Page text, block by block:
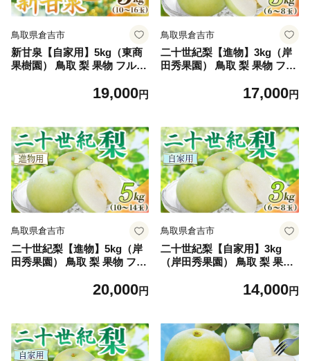
鳥取県倉吉市
新甘泉【自家用】5kg（東商
果樹園） 鳥取 梨 果物 フルー
19,000円
鳥取県倉吉市
二十世紀梨【進物】3kg（岸
田秀果園） 鳥取 梨 果物 フル
梨 人気 甘い 進物 贈答用
17,000円
鳥取県倉吉市
二十世紀梨【進物】5kg（岸
田秀果園） 鳥取 梨 果物 フル
梨 人気 甘い 進物 贈答用
20,000円
鳥取県倉吉市
二十世紀梨【自家用】3kg
（岸田秀果園） 鳥取 梨 果物
世紀梨 人気 甘い 自家用 産地
14,000円